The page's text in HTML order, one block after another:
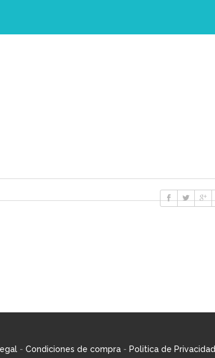
- Condiciones de compra - Politica de Privacidad